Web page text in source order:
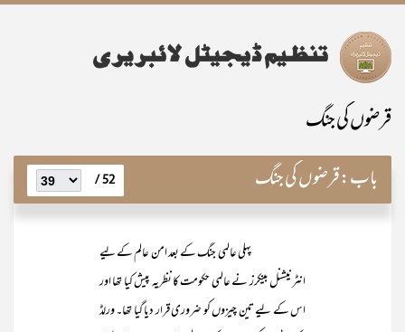
قرضوں کی جنگ
باب:قرضوں کی جنگ 52 /
پہلی عالمی جنگ کے بعد امن عالم کے لیے
انٹرنیشنل بینکرز نے عالمی حکومت کا نظریہ پیش کیا تھا اور
اس کے لیے تین چیزوں کو ضروری قرار دیا گیا تھا۔ ورلڈ